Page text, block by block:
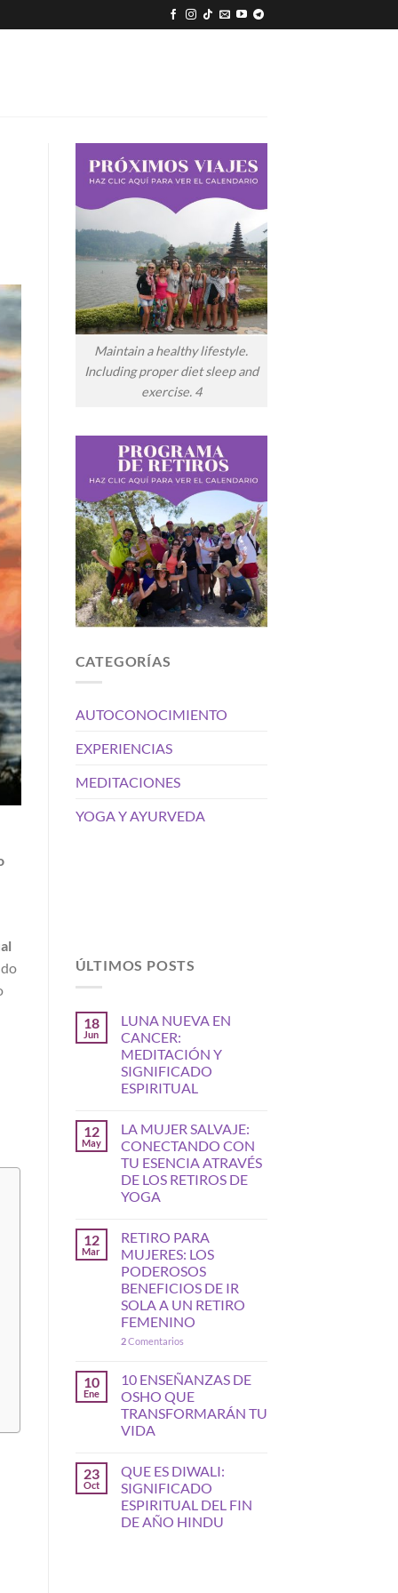
Maintain a healthy lifestyle.
Including proper diet sleep and
exercise. 4
CATEGORÍAS
AUTOCONOCIMIENTO
EXPERIENCIAS
MEDITACIONES
YOGA Y AYURVEDA
ÚLTIMOS POSTS
18
Jun
LUNA NUEVA EN
CANCER:
MEDITACIÓN Y
SIGNIFICADO
ESPIRITUAL
12
May
LA MUJER SALVAJE:
CONECTANDO CON
TU ESENCIA ATRAVÉS
DE LOS RETIROS DE
YOGA
12
Mar
RETIRO PARA
MUJERES: LOS
PODEROSOS
BENEFICIOS DE IR
SOLA A UN RETIRO
FEMENINO
2Comentarios
10
Ene
10 ENSEÑANZAS DE
OSHO QUE
TRANSFORMARÁN TU
VIDA
23
Oct
QUE ES DIWALI:
SIGNIFICADO
ESPIRITUAL DEL FIN
DE AÑO HINDU